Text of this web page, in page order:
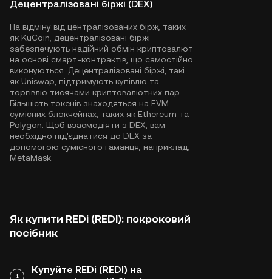
Децентралізовані біржі (DEX)
На відміну від централізованих бірж, таких
як KuCoin, децентралізовані біржі
забезпечують надійний обмін криптовалют
на основі смарт-контрактів, що самостійно
виконуються. Децентралізовані біржі, такі
як Uniswap, підтримують купівлю та
торгівлю тисячами криптовалютних пар.
Більшість токенів знаходяться на EVM-
сумісних блокчейнах, таких як Ethereum та
Polygon . Щоб взаємодіяти з DEX, вам
необхідно під'єднатися до DEX за
допомогою сумісного гаманця, наприклад,
MetaMask.
Як купити REDi (REDI): покроковий
посібник
1
Купуйте REDi (REDI) на